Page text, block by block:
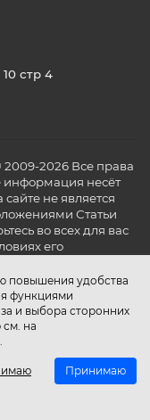
повышения удобства
функциями
и выбора сторонних
на
.
Принимаю
стр 4
2026 Все права
информация несёт
не является
Статьи
во всех для вас
его